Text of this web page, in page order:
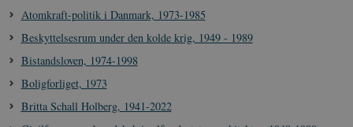
Atomkraft-politik i Danmark, 1973-1985
Beskyttelsesrum under den kolde krig, 1949 - 1989
Bistandsloven, 1974-1998
Boligforliget, 1973
Britta Schall Holberg, 1941-2022